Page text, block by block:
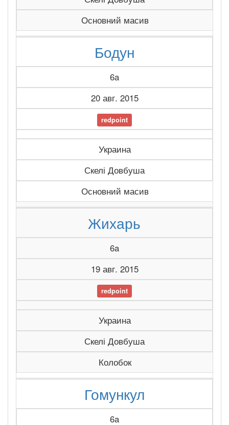
Основний масив
Бодун
6a
20 авг. 2015
redpoint
Украина
Скелі Довбуша
Основний масив
Жихарь
6a
19 авг. 2015
redpoint
Украина
Скелі Довбуша
Колобок
Гомункул
6a